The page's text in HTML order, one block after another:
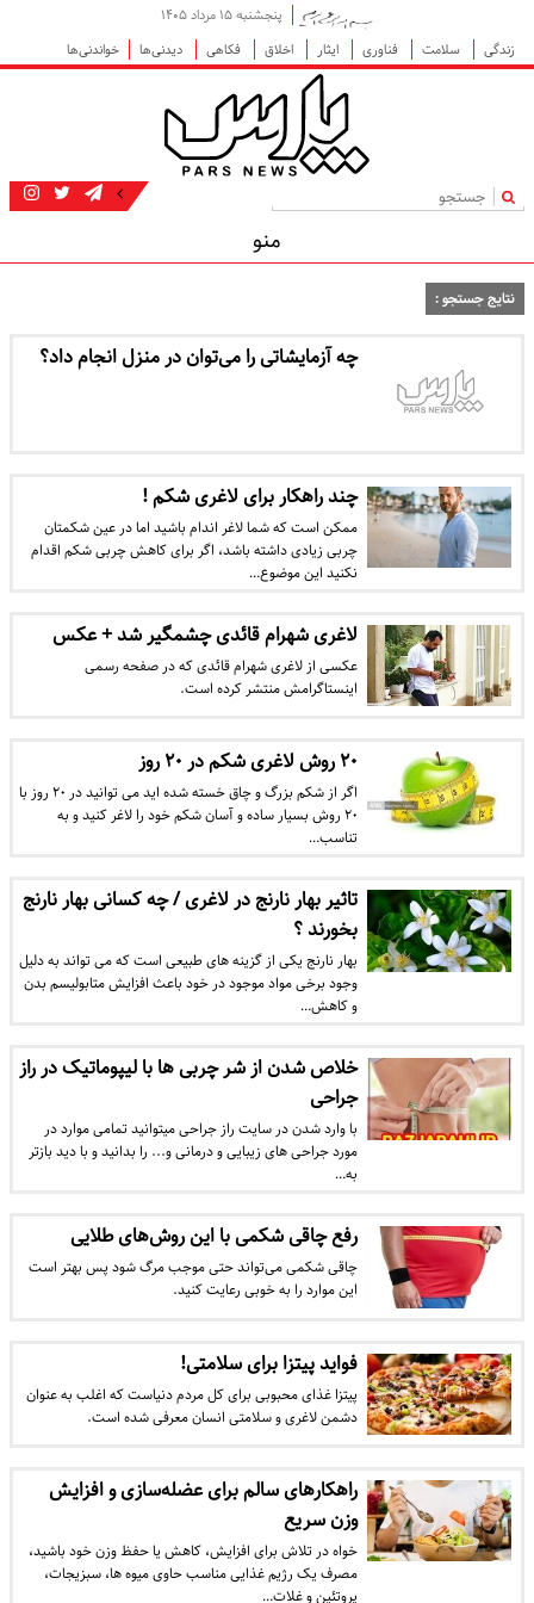
پنجشنبه ۱۵ مرداد ۱۴۰۵
زندگی
سلامت فناوری ایثار اخلاق فکاهی دیدنی‌ها خواندنی‌ها
|
منو
نتایج جستجو :
چه آزمایشاتی را می‌توان در منزل انجام داد؟
چند راهکار برای لاغری شکم !
ممکن است که شما لاغر اندام باشید اما در عین شکمتان
چربی زیادی داشته باشد، اگر برای کاهش چربی شکم اقدام
نکنید این موضوع…
لاغری شهرام قائدی چشمگیر شد + عکس
عکسی از لاغری شهرام قائدی که در صفحه رسمی
اینستاگرامش منتشر کرده است.
۲۰ روش لاغری شکم در ۲۰ روز
اگر از شکم بزرگ و چاق خسته شده اید می توانید در ۲۰ روز با
۲۰ روش بسیار ساده و آسان شکم خود را لاغر کنید و به
تناسب…
تاثیر بهار نارنج در لاغری / چه کسانی بهار نارنج
بخورند ؟
بهار نارنج یکی از گزینه های طبیعی است که می تواند به دلیل
وجود برخی مواد موجود در خود باعث افزایش متابولیسم بدن
و کاهش…
خلاص شدن از شر چربی ها با لیپوماتیک در راز
جراحی
با وارد شدن در سایت راز جراحی میتوانید تمامی موارد در
مورد جراحی های زیبایی و درمانی و... را بدانید و با دید بازتر
به…
رفع چاقی شکمی با این روش‌های طلایی
چاقی شکمی می‌تواند حتی موجب مرگ شود پس بهتر است
این موارد را به خوبی رعایت کنید.
فواید پیتزا برای سلامتی!
پیتزا غذای محبوبی برای کل مردم دنیاست که اغلب به عنوان
دشمن لاغری و سلامتی انسان معرفی شده است.
راهکارهای سالم برای عضله‌سازی و افزایش
وزن سریع
خواه در تلاش برای افزایش، کاهش یا حفظ وزن خود باشید،
مصرف یک رژیم غذایی مناسب حاوی میوه ها، سبزیجات،
پروتئین و غلات…